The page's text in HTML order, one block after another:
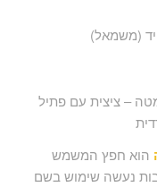
יד (משמאל)
– ציצית עם פתיל
הוא חפץ המשמש
נעשה שימוש בשם